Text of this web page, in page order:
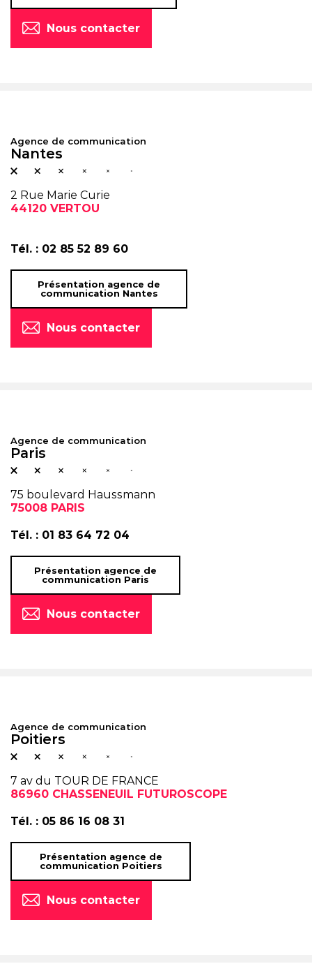
Nous contacter
Agence de communication
Nantes
2 Rue Marie Curie
44120 VERTOU
Tél. : 02 85 52 89 60
Présentation agence de
communication Nantes
Nous contacter
Agence de communication
Paris
75 boulevard Haussmann
75008 PARIS
Tél. : 01 83 64 72 04
Présentation agence de
communication Paris
Nous contacter
Agence de communication
Poitiers
7 av du TOUR DE FRANCE
86960 CHASSENEUIL FUTUROSCOPE
Tél. : 05 86 16 08 31
Présentation agence de
communication Poitiers
Nous contacter